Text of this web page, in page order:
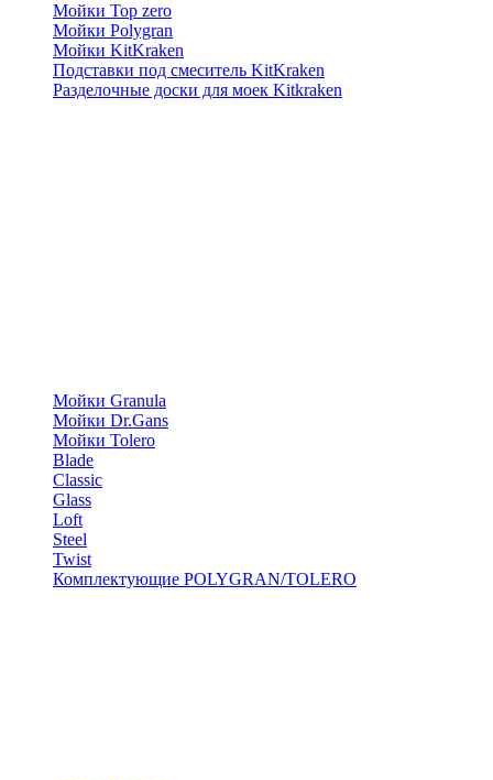
Мойки Top zero
Мойки Polygran
Мойки KitKraken
Подставки под смеситель KitKraken
Разделочные доски для моек Kitkraken
Мойки Granula
Мойки Dr.Gans
Мойки Tolero
Blade
Classic
Glass
Loft
Steel
Twist
Комплектующие POLYGRAN/TOLERO